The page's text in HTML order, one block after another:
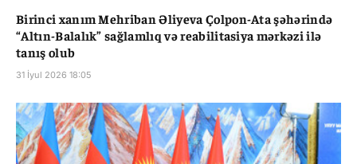
Birinci xanım Mehriban Əliyeva Çolpon-Ata şəhərində
“Altın-Balalık” sağlamlıq və reabilitasiya mərkəzi ilə
tanış olub
31 İyul 2026 18:05